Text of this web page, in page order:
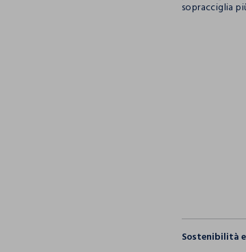
sopracciglia
Sostenibilità